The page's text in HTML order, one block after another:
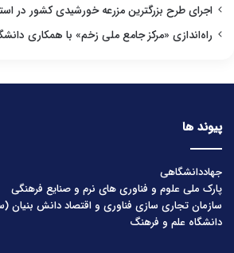
اجرای طرح بزرگترین مزرعه خورشیدی کشور در
راه‌اندازی «مرکز جامع ملی زخم» با همکاری
پیوند ها
جهاددانشگاهی
پارک ملی علوم و فناوری های نرم و صنایع فرهنگی
سازمان تجاری سازی فناوری و اقتصاد دانش بنیان
دانشگاه علم و فرهنگ